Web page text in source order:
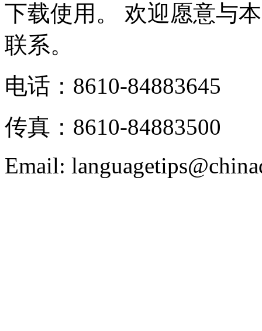
下载使用。 欢迎愿意与
联系。
电话：8610-84883645
传真：8610-84883500
Email: